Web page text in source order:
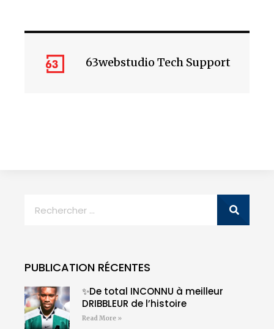
63webstudio Tech Support
PUBLICATION RÉCENTES
✨De total INCONNU à meilleur
DRIBBLEUR de l’histoire
Read More »